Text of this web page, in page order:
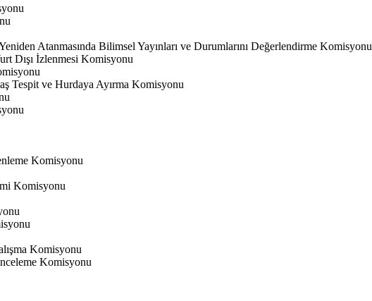
Atanmasında Bilimsel Yayınları ve Durumlarını Değerlendirme Komisyonu
Dışı İzlenmesi Komisyonu
Tespit ve Hurdaya Ayırma Komisyonu
Komisyonu
Komisyonu
Komisyonu
Komisyonu